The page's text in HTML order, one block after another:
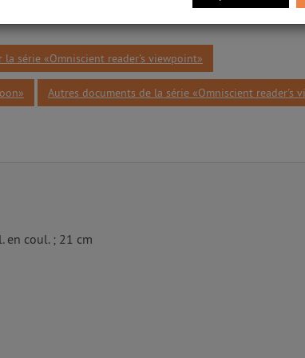
la série «Omniscient reader's viewpoint»
Autres documents de la série «Omniscient reader's
en coul. ; 21 cm